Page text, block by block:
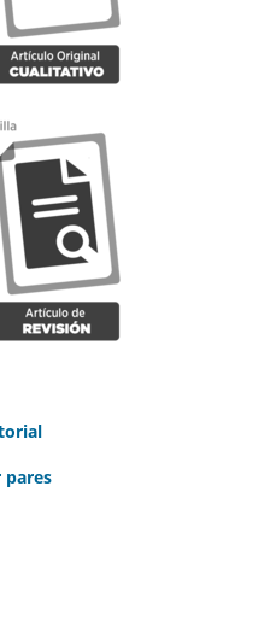
pares